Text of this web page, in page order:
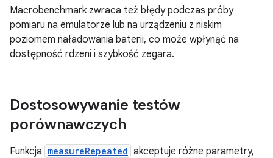
Macrobenchmark zwraca też błędy podczas próby
pomiaru na emulatorze lub na urządzeniu z niskim
poziomem naładowania baterii, co może wpłynąć na
dostępność rdzeni i szybkość zegara.
Dostosowywanie testów
porównawczych
Funkcja measureRepeated akceptuje różne parametry,